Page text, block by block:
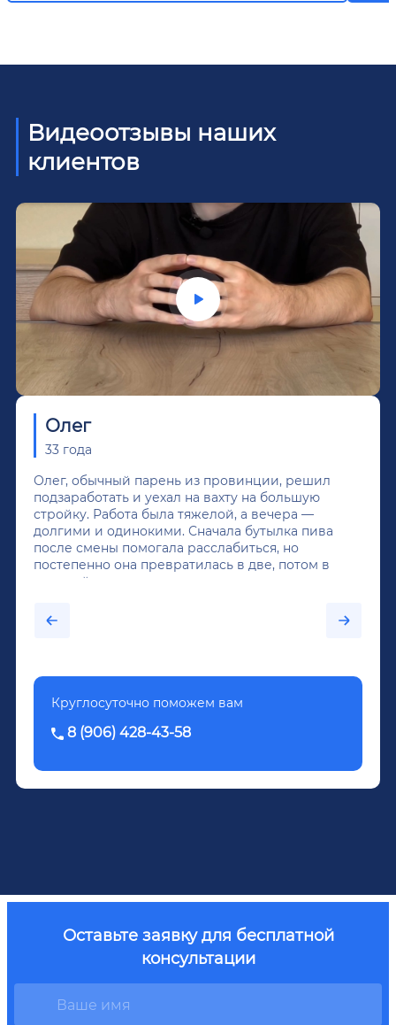
Видеоотзывы наших
клиентов
Олег
33 года
Олег, обычный парень из провинции, решил
подзаработать и уехал на вахту на большую
стройку. Работа была тяжелой, а вечера —
долгими и одинокими. Сначала бутылка пива
после смены помогала расслабиться, но
постепенно она превратилась в две, потом в
крепкий алкоголь, и вот он уже пил почти
было назначено кодирование по методу
Довженко.
Круглосуточно поможем вам
8 (906) 428-43-58
Оставьте заявку для бесплатной
консультации